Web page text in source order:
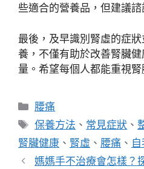
些適合的營養品，但建議諮
最後，及早識別腎虛的症
養，不僅有助於改善腎臟
量。希望每個人都能重視腎
分
類
腰痛
標
籤
保養方法 、 常見症狀 、
腎臟健康 、 腎虛 、 腰痛 、 自
媽媽手不治療會怎樣？